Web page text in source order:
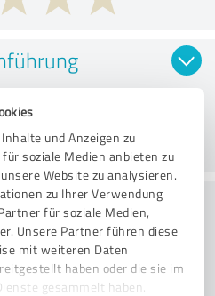
und Anzeigen zu
soziale Medien anbieten zu
Website zu analysieren.
zu Ihrer Verwendung
für soziale Medien,
Unsere Partner führen diese
mit weiteren Daten
haben oder die sie im
gesammelt haben.